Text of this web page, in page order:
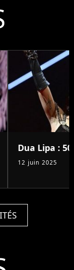
Dua Lipa :
12 juin 2025